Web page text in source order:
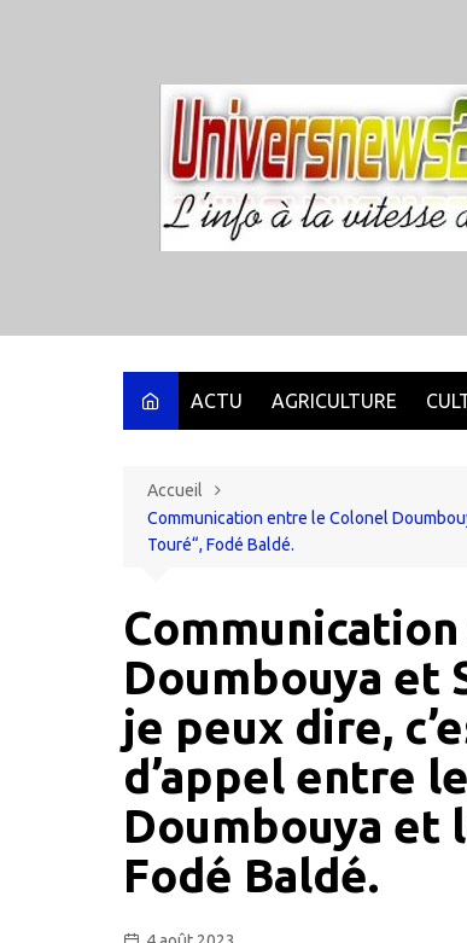
ACTU AGRICULTURE
Accueil
Communication entre le Colonel
Touré“, Fodé Baldé.
Doumbouya et
je peux dire,
d’appel entre
Doumbouya et
Fodé Baldé.